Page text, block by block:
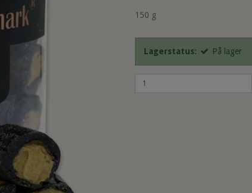
150 g
Lagerstatus: På lager